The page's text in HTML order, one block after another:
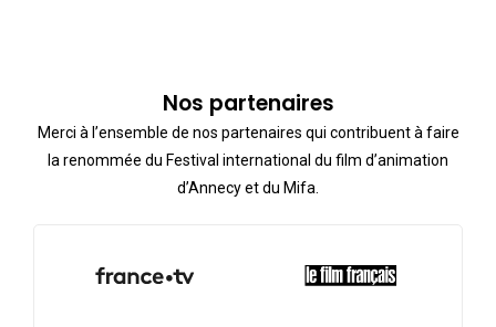
Nos partenaires
Merci à l’ensemble de nos partenaires qui contribuent à faire
la renommée du Festival international du film d’animation
d’Annecy et du Mifa.